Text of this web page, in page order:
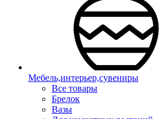
Мебель,интерьер,сувениры
Все товары
Брелок
Вазы